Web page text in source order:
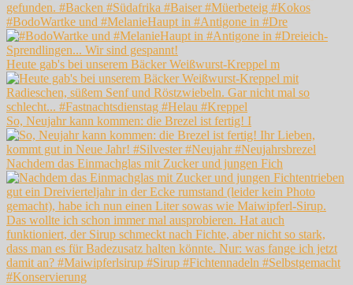
#BodoWartke und #MelanieHaupt in #Antigone in #Dre
Heute gab's bei unserem Bäcker Weißwurst-Kreppel m
So, Neujahr kann kommen: die Brezel ist fertig! I
Nachdem das Einmachglas mit Zucker und jungen Fich